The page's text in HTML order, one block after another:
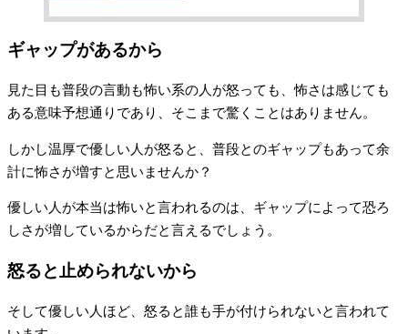
ギャップがあるから
見た目も普段の言動も怖い系の人が怒っても、怖さは感じても
ある意味予想通りであり、そこまで驚くことはありません。
しかし温厚で優しい人が怒ると、普段とのギャップもあって余
計に怖さが増すと思いませんか？
優しい人が本当は怖いと言われるのは、ギャップによって恐ろ
しさが増しているからだと言えるでしょう。
怒ると止められないから
そして優しい人ほど、怒ると誰も手が付けられないと言われて